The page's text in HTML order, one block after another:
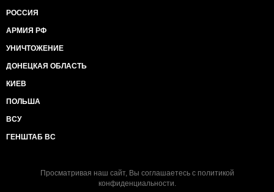
РОССИЯ
АРМИЯ РФ
УНИЧТОЖЕНИЕ
ДОНЕЦКАЯ ОБЛАСТЬ
КИЕВ
ПОЛЬША
ВСУ
ГЕНШТАБ ВС
Просматривая наш сайт, Вы соглашаетесь с политикой
конфиденциальности.